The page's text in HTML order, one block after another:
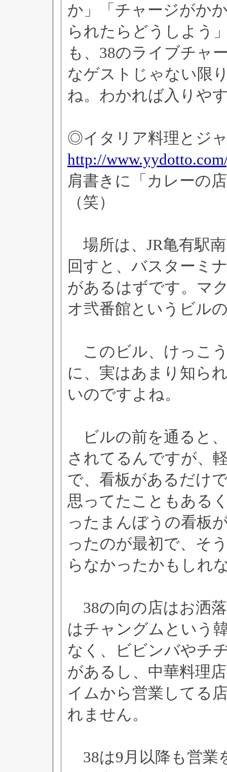
か」「チャージがか
られたらどうしよう
も、38のライブチャ
なゲストじゃない限
ね。わかれば入りや
◎イタリア料理とジ
http://
肩書きに「カレーの
（笑）
場所は、JR亀有駅
回すと、バスターミ
があるはずです。マ
オ弐番館というビル
このビル、けっこ
に、実はあまり知ら
いのですよね。
ビルの前を通ると
されてるんですが、
で、看板があるだけ
思ってたこともある
ったまんぼうの看板
ったのが最初で、そ
らなかったかもしれ
38の向の店はお洒
はチャングムという
なく、ビビンバやチ
があるし、中華料理
イムから営業してる
れません。
38は9月以降も営業